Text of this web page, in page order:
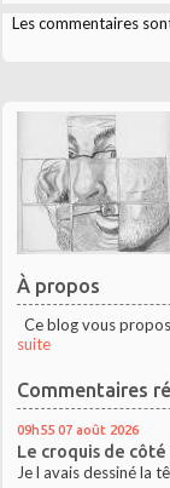
Les commentaires
À propos
Ce blog vous
suite
Commentaires
09h55 07 août 2026
Le croquis de côté
Je l avais dessiné la